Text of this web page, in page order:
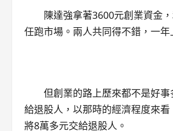
陳達強拿著3600元創業資金
任跑市場。兩人共同得不錯，一年
但創業的路上歷來都不是好
給退股人，以那時的經濟程度來
將8萬多元交給退股人。